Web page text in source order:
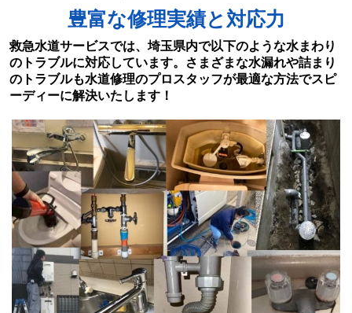
豊富な修理実績と対応力
救急水道サービスでは、埼玉県内で以下のような水まわり
のトラブルに対応しています。さまざまな水漏れや詰まり
のトラブルも水道修理のプロスタッフが最適な方法でスピ
ーディーに解決いたします！